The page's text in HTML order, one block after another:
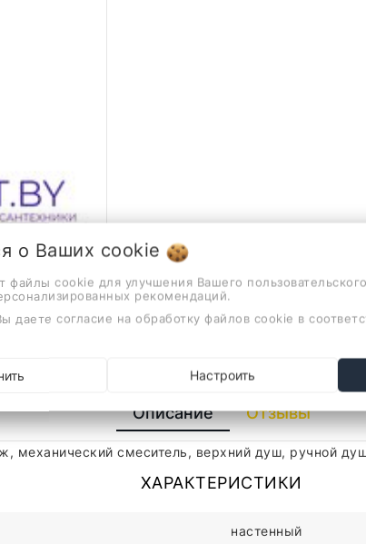
Описание Отзывы
механический смеситель, верхний душ, ручной
ХАРАКТЕРИСТИКИ
настенный
о Ваших cookie
файлы cookie для улучшения Вашего
рекомендаций.
даете согласие на обработку файлов cookie в
Настроить